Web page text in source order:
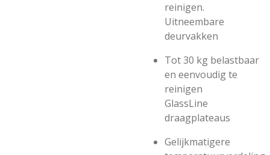
reinigen.
Uitneembare
deurvakken
Tot 30 kg belastbaar
en eenvoudig te
reinigen
GlassLine
draagplateaus
Gelijkmatigere